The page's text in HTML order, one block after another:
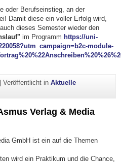
oder Berufseinstieg, an der
Damit diese ein voller Erfolg wird,
auch dieses Semester wieder den
im Programm https://uni-
module-
Veröffentlicht in Aktuelle
Verlag & Media
GmbH ist ein auf die Themen
wird ein Praktikum und die Chance,